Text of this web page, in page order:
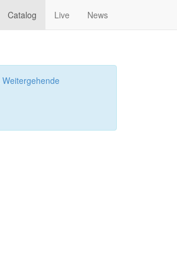
Catalog Live News
Weitergehende